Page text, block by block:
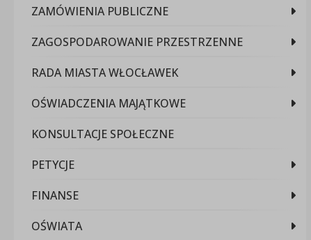
ZAMÓWIENIA PUBLICZNE
ZAGOSPODAROWANIE PRZESTRZENNE
RADA MIASTA WŁOCŁAWEK
OŚWIADCZENIA MAJĄTKOWE
KONSULTACJE SPOŁECZNE
PETYCJE
FINANSE
OŚWIATA